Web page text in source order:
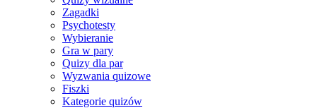
Zagadki
Psychotesty
Wybieranie
Gra w pary
Quizy dla par
Wyzwania quizowe
Fiszki
Kategorie quizów